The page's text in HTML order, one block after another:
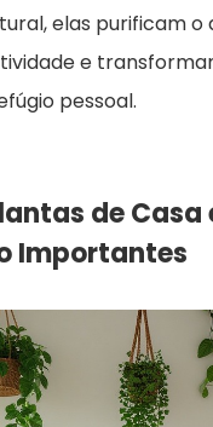
elas purificam o
e
pessoal.
de Casa
Importantes